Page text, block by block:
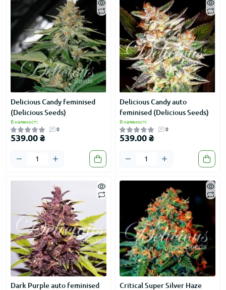
Delicious Candy feminised
(Delicious Seeds)
В наявності
0
539.00 ₴
Delicious Candy auto
feminised (Delicious Seeds)
В наявності
0
539.00 ₴
Dark Purple auto feminised
Critical Super Silver Haze